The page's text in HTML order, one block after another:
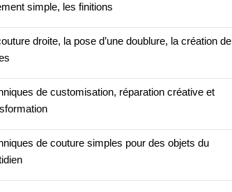
simple, les finitions
droite, la pose d’une doublure, la création de
de customisation, réparation créative et
de couture simples pour des objets du